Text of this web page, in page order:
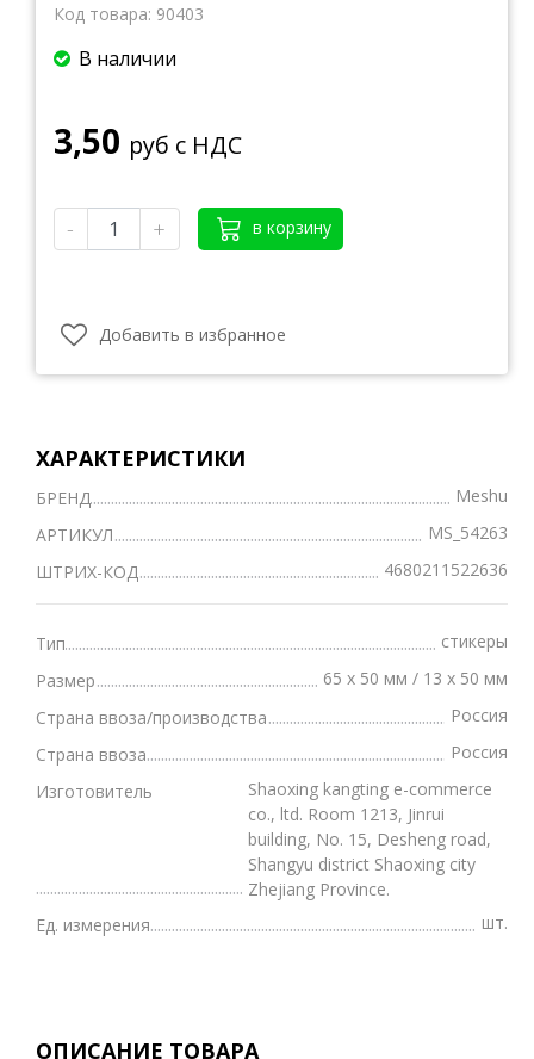
Код товара: 90403
В наличии
3,50 руб с НДС
- + в корзину
Добавить в избранное
ХАРАКТЕРИСТИКИ
БРЕНД
Meshu
АРТИКУЛ
MS_54263
ШТРИХ-КОД
4680211522636
Тип
стикеры
Размер
65 х 50 мм / 13 х 50 мм
Страна ввоза/производства
Россия
Страна ввоза
Россия
Изготовитель
Shaoxing kangting e-commerce
co., ltd. Room 1213, Jinrui
building, No. 15, Desheng road,
Shangyu district Shaoxing city
Zhejiang Province.
Ед. измерения
шт.
ОПИСАНИЕ ТОВАРА